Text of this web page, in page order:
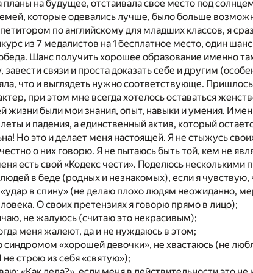
планы на будущее, отстаивала свое место под
которые одевались лучше, было больше
по английскому для младших классов, я
из 7 медалистов на 1 бесплатное место, один
Шанс получить хорошее образование именно
завести связи и проста доказать себе и другим
что и выглядеть нужно соответствующе.
при этом мне всегда хотелось оставаться
жизни были мои знания, опыт, навыки и умения.
и падения, а единственный актив, который
Но это и делает меня настоящей. Я не стыжусь
честно о них говорю. Я не пытаюсь быть той, кем не
есть свой «Кодекс чести». Поделюсь несколькими
в беде (родных и незнакомых), если я
в спину» (не делаю плохо людям неожиданно,
О своих претензиях я говорю прямо в лицо);
не жалуюсь (считаю это некрасивым);
меня жалеют, да и не нуждаюсь в этом;
синдромом «хорошей девочки», не хвастаюсь (не
строю из себя «святую»);